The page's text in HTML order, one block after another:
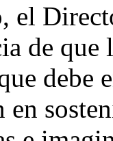
el
de que
debe
en